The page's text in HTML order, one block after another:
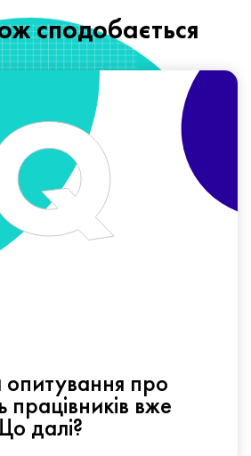
сподобається
опитування про
працівників вже
далі?